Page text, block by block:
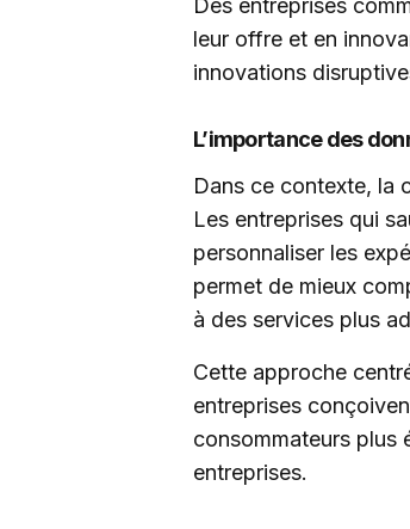
Des entreprises
leur offre et en
innovations
L’importance des
Dans ce contexte, la
Les entreprises qui
personnaliser les
permet de mieux
à des services plus
Cette approche
entreprises
consommateurs plus
entreprises.